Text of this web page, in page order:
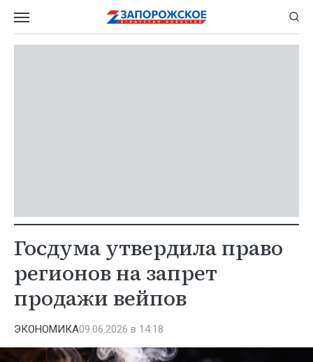
Госдума утвердила право
регионов на запрет
продажи вейпов
ЭКОНОМИКА09.06.2026 в 14:18